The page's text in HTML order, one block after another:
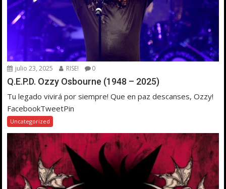
julio 23, 2025 RISE! 0
Q.E.P.D. Ozzy Osbourne (1948 – 2025)
Tu legado vivirá por siempre! Que en paz descanses, Ozzy!
FacebookTweetPin
Uncategorized